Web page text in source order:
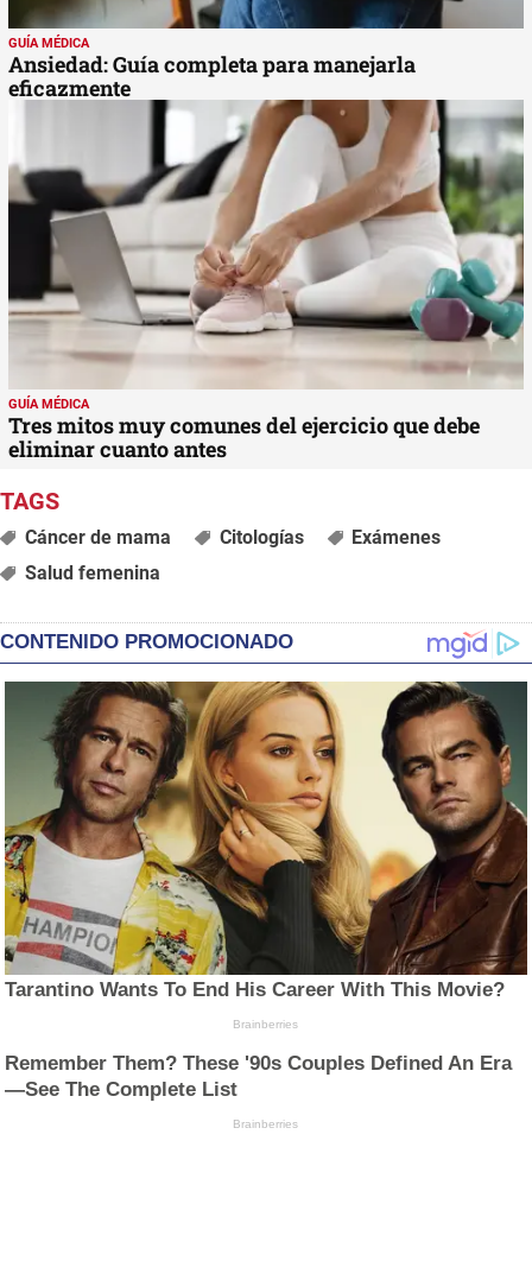
GUÍA MÉDICA
Ansiedad: Guía completa para manejarla
eficazmente
GUÍA MÉDICA
Tres mitos muy comunes del ejercicio que debe
eliminar cuanto antes
Cáncer de mama Citologías
Exámenes
Salud femenina
CONTENIDO PROMOCIONADO
Tarantino Wants To End His Career With This Movie?
Brainberries
Remember Them? These '90s Couples Defined An Era
—See The Complete List
Brainberries